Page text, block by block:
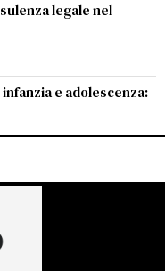
legale nel
e adolescenza: